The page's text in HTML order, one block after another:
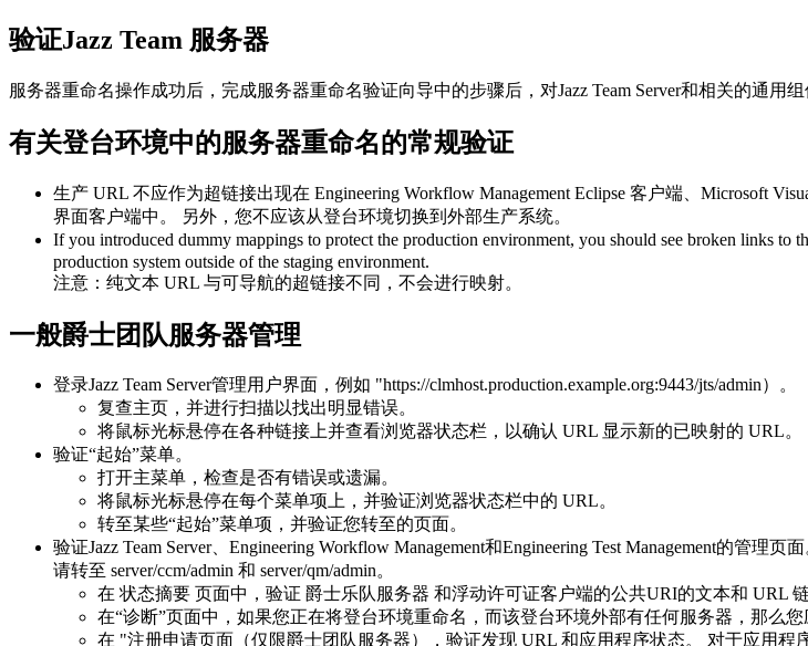
验证Jazz Team 服务器
服务器重命名操作成功后，完成服务器重命名验证向导中的步骤后，对Jazz Team Server和相关的通用组
有关登台环境中的服务器重命名的常规验证
生产 URL 不应作为超链接出现在 Engineering Workflow Management Eclipse 客户端、Microsoft
界面客户端中。 另外，您不应该从登台环境切换到外部生产系统。
If you introduced dummy mappings to protect the production environment, you should see broken links to
production system outside of the staging environment.
注意： 纯文本 URL 与可导航的超链接不同，不会进行映射。
一般爵士团队服务器管理
登录Jazz Team Server管理用户界面，例如 "https://clmhost.production.example.org:9443/jts/admin）。
复查主页，并进行扫描以找出明显错误。
将鼠标光标悬停在各种链接上并查看浏览器状态栏，以确认 URL 显示新的已映射的 URL。
验证“起始”菜单。
打开主菜单，检查是否有错误或遗漏。
将鼠标光标悬停在每个菜单项上，并验证浏览器状态栏中的 URL。
转至某些“起始”菜单项，并验证您转至的页面。
验证Jazz Team Server、 Engineering Workflow Management和Engineering Test Management的管理页
请转至 server/ccm/admin 和 server/qm/admin。
在 状态摘要 页面中，验证 爵士乐队服务器 和浮动许可证客户端的公共URI的文本和 URL 链
在“诊断”页面中，如果您正在将登台环境重命名，而该登台环境外部有任何服务器，那么您
在 "注册申请页面（仅限爵士团队服务器），验证发现 URL 和应用程序状态。 对于应用程